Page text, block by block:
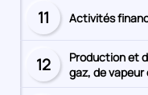
Secteur
numéro
11 Activités
Secteur
numéro
12
Production et
gaz, de